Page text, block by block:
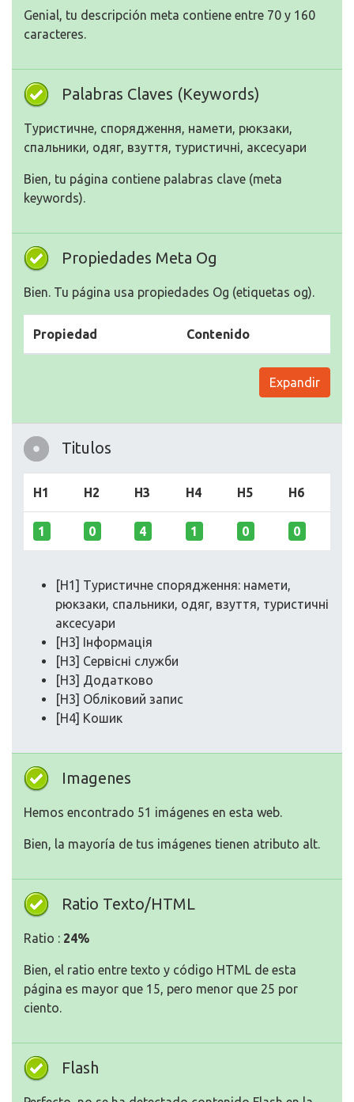
Genial, tu descripción meta contiene entre 70 y 160
caracteres.
Palabras Claves (Keywords)
Туристичне, спорядження, намети, рюкзаки,
спальники, одяг, взуття, туристичні, аксесуари
Bien, tu página contiene palabras clave (meta
keywords).
Propiedades Meta Og
Bien. Tu página usa propiedades Og (etiquetas og).
Propiedad Contenido
Expandir
Titulos
H1 H2 H3 H4 H5 H6
1 0 4 1 0 0
[H1] Туристичне спорядження: намети,
рюкзаки, спальники, одяг, взуття, туристичні
аксесуари
[H3] Інформація
[H3] Сервісні служби
[H3] Додатково
[H3] Обліковий запис
[H4] Кошик
Imagenes
Hemos encontrado 51 imágenes en esta web.
Bien, la mayoría de tus imágenes tienen atributo alt.
Ratio Texto/HTML
Ratio : 24%
Bien, el ratio entre texto y código HTML de esta
página es mayor que 15, pero menor que 25 por
ciento.
Flash